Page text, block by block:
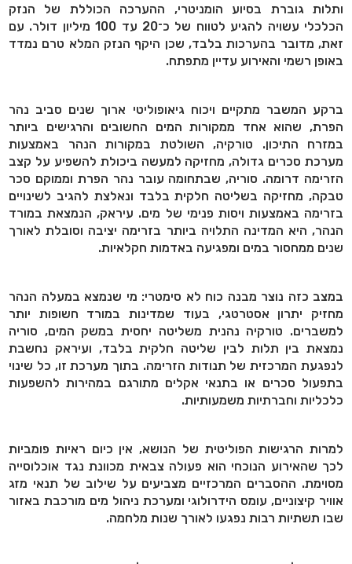
ותלות גוברת בסיוע הומניטרי, ההערכה הכוללת של הנזק
הכלכלי עשויה להגיע לטווח של כ־20 עד 100 מיליון דולר. עם
זאת, מדובר בהערכות בלבד, שכן היקף הנזק המלא טרם נמדד
באופן רשמי והאירוע עדיין מתפתח.
ברקע המשבר מתקיים ויכוח גיאופוליטי ארוך שנים סביב נהר
הפרת, שהוא אחד ממקורות המים החשובים והרגישים ביותר
במזרח התיכון. טורקיה, השולטת במקורות הנהר באמצעות
מערכת סכרים גדולה, מחזיקה למעשה ביכולת להשפיע על קצב
הזרימה דרומה. סוריה, שבתחומה עובר נהר הפרת וממוקם סכר
טבקה, מחזיקה בשליטה חלקית בלבד ונאלצת להגיב לשינויים
בזרימה באמצעות ויסות פנימי של מים. עיראק, הנמצאת במורד
הנהר, היא המדינה התלויה ביותר בזרימה יציבה וסובלת לאורך
שנים ממחסור במים ומפגיעה באדמות חקלאיות.
במצב כזה נוצר מבנה כוח לא סימטרי: מי שנמצא במעלה הנהר
מחזיק יתרון אסטרטגי, בעוד שמדינות במורד חשופות יותר
למשברים. טורקיה נהנית משליטה יחסית במשק המים, סוריה
נמצאת בין תלות לבין שליטה חלקית בלבד, ועיראק נחשבת
לנפגעת המרכזית של תנודות הזרימה. בתוך מערכת זו, כל שינוי
בתפעול סכרים או בתנאי אקלים מתורגם במהירות להשפעות
כלכליות וחברתיות משמעותיות.
למרות הרגישות הפוליטית של הנושא, אין כיום ראיות פומביות
לכך שהאירוע הנוכחי הוא פעולה צבאית מכוונת נגד אוכלוסייה
מסוימת. ההסברים המרכזיים מצביעים על שילוב של תנאי מזג
אוויר קיצוניים, עומס הידרולוגי ומערכת ניהול מים מורכבת באזור
שבו תשתיות רבות נפגעו לאורך שנות מלחמה.